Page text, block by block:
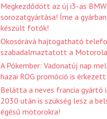
Megkezdődött az új i3-as BMW
sorozatgyártása! Íme a gyárban
készült fotók!
Okosórává hajtogatható
szabadalmaztatott a Motorola
A Pókember: Vadonatúj nap
hazai ROG promóció is érkezett
Belátta a neves francia gyártó
2030 után is szükség lesz a
égésű motorokra!